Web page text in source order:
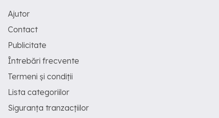
Ajutor
Contact
Publicitate
Întrebări frecvente
Termeni și condiții
Lista categoriilor
Siguranța tranzacțiilor